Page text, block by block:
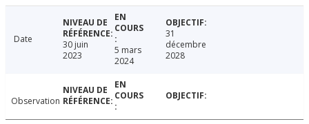
Date
30 juin
2023
5 mars
2024
31
décembre
2028
Observation